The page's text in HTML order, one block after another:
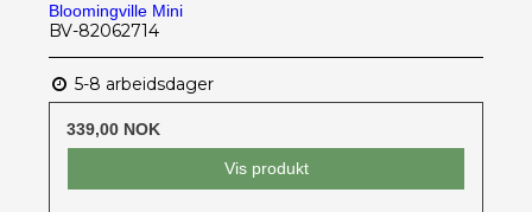
Bloomingville Mini
BV-82062714
5-8 arbeidsdager
339,00 NOK
Vis produkt